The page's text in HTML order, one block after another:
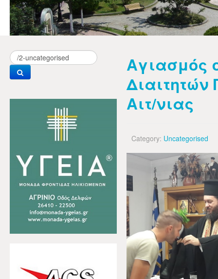
Αγιασμός
Αιτ/νιας
Category: Uncategorised